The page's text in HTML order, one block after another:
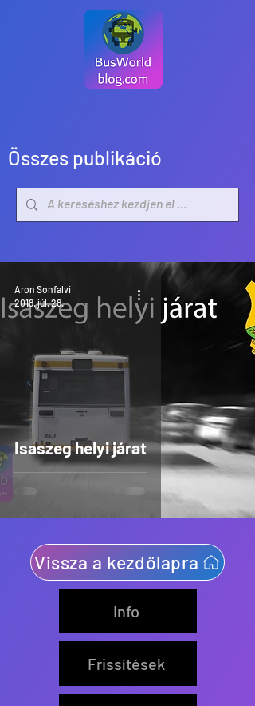
Összes publikáció
Isaszeg helyi járat
Aron Sonfalvi
2018. júl. 28.
Vissza a kezdőlapra
Info
Frissítések